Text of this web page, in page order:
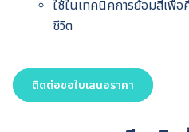
ใช้ในเทคนิคการย้อมสีเพื่
ชีวิต
ติดต่อขอใบเสนอราคา